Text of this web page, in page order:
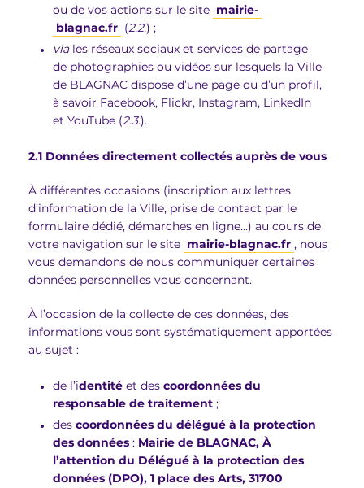
ou de vos actions sur le site mairie-
blagnac.fr (2.2.) ;
viales réseaux sociaux et services de partage
de photographies ou vidéos sur lesquels la Ville
de BLAGNAC dispose d’une page ou d’un profil,
à savoir Facebook, Flickr, Instagram, LinkedIn
et YouTube (2.3.).
2.1 Données directement collectés auprès de vous
À différentes occasions (inscription aux lettres
d’information de la Ville, prise de contact par le
formulaire dédié, démarches en ligne…) au cours de
votre navigation sur le site mairie-blagnac.fr , nous
vous demandons de nous communiquer certaines
données personnelles vous concernant.
À l’occasion de la collecte de ces données, des
informations vous sont systématiquement apportées
au sujet :
de l’identité et des coordonnées du
responsable de traitement ;
des coordonnées du délégué à la protection
des données : Mairie de BLAGNAC, À
l’attention du Délégué à la protection des
données (DPO), 1 place des Arts, 31700